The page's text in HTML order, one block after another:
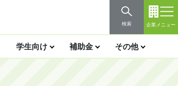
検索 企業メニュー
学生向け 補助金 その他